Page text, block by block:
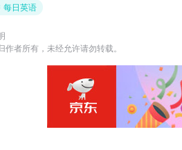
每日英语
作者所有，未经允许请勿转载。